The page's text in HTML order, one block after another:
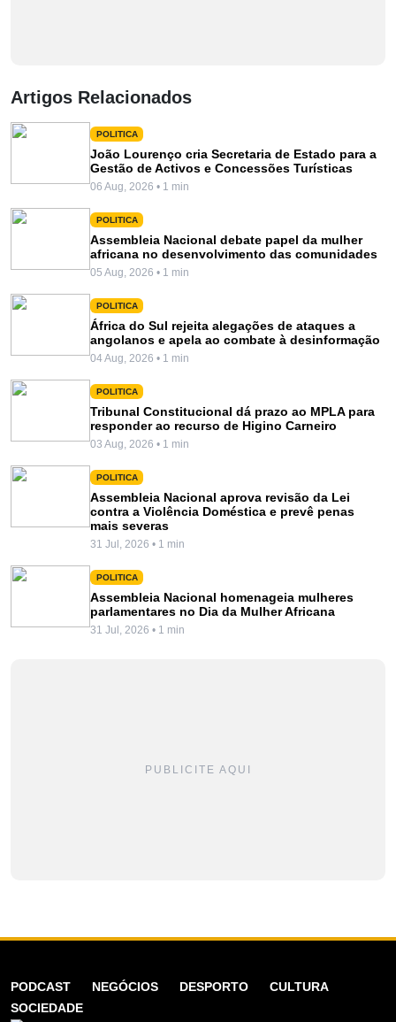
Artigos Relacionados
POLITICA
João Lourenço cria Secretaria de Estado para a
Gestão de Activos e Concessões Turísticas
06 Aug, 2026 • 1 min
POLITICA
Assembleia Nacional debate papel da mulher
africana no desenvolvimento das comunidades
05 Aug, 2026 • 1 min
POLITICA
África do Sul rejeita alegações de ataques a
angolanos e apela ao combate à desinformação
04 Aug, 2026 • 1 min
POLITICA
Tribunal Constitucional dá prazo ao MPLA para
responder ao recurso de Higino Carneiro
03 Aug, 2026 • 1 min
POLITICA
Assembleia Nacional aprova revisão da Lei
contra a Violência Doméstica e prevê penas
mais severas
31 Jul, 2026 • 1 min
POLITICA
Assembleia Nacional homenageia mulheres
parlamentares no Dia da Mulher Africana
31 Jul, 2026 • 1 min
PUBLICITE AQUI
PODCAST NEGÓCIOS DESPORTO
CULTURA
SOCIEDADE